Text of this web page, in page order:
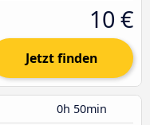
10 €
Jetzt finden
0h 50min